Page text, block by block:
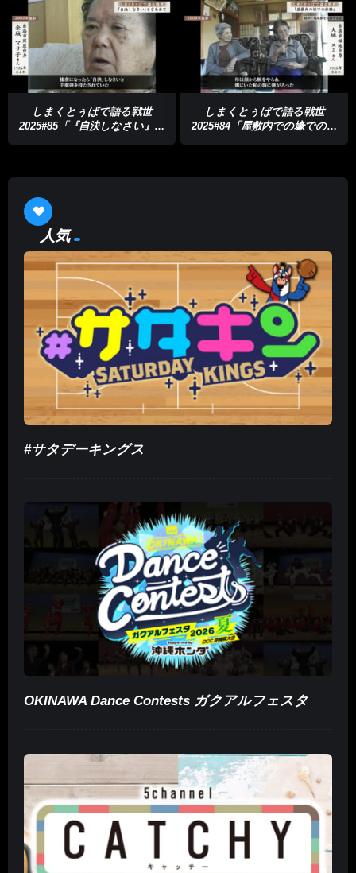
しまくとぅばで語る戦世
2025#85「『自決しなさい』と
しまくとぅばで語る戦世
2025#84「屋敷内での壕での体
人気
#サタデーキングス
OKINAWA Dance Contests ガクアルフェスタ